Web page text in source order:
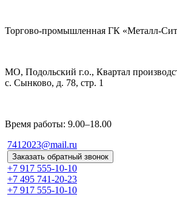
Торгово-промышленная ГК «Металл-
МО, Подольский г.о., Квартал
с. Сынково, д. 78, стр. 1
Время работы: 9.00–18.00
7412023@mail.ru
Заказать обратный звонок
+7 917 555-10-10
+7 495 741-20-23
+7 917 555-10-10